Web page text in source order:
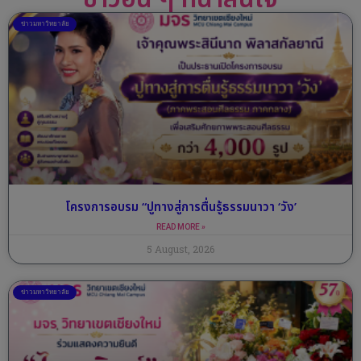
ข่าวมหาวิทยาลัย
โครงการอบรม “ปูทางสู่การตื่นรู้ธรรมนาวา ‘วัง’
READ MORE »
5 August, 2026
ข่าวมหาวิทยาลัย